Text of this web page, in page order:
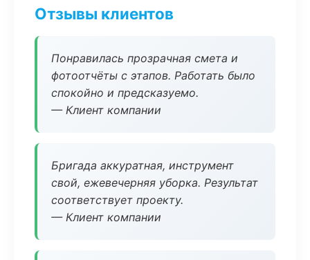
Отзывы клиентов
Понравилась прозрачная смета и
фотоотчёты с этапов. Работать было
спокойно и предсказуемо.
— Клиент компании
Бригада аккуратная, инструмент
свой, ежевечерняя уборка. Результат
соответствует проекту.
— Клиент компании